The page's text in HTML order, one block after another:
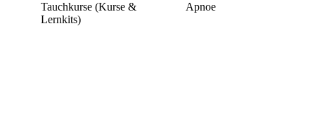
Tauchkurse (Kurse &
Lernkits)
Apnoe